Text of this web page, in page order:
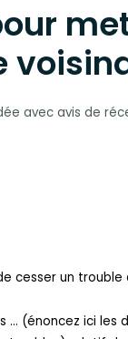
avec avis de
cesser un trouble
… (énoncez ici les